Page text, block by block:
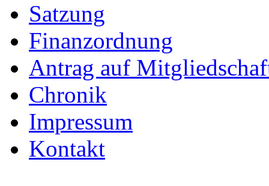
Satzung
Finanzordnung
Antrag auf
Chronik
Impressum
Kontakt